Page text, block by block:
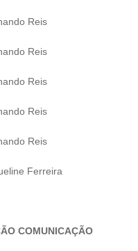
Reis
Reis
Reis
Reis
Reis
Ferreira
COMUNICAÇÃO